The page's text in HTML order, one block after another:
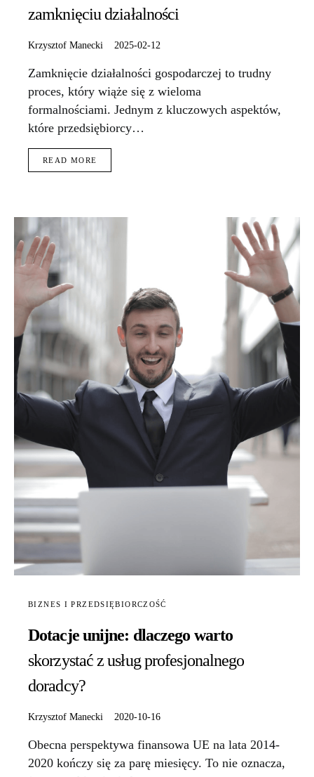
zamknięciu działalności
Krzysztof Manecki 2025-02-12
Zamknięcie działalności gospodarczej to trudny
proces, który wiąże się z wieloma
formalnościami. Jednym z kluczowych aspektów,
które przedsiębiorcy…
READ MORE
BIZNES I PRZEDSIĘBIORCZOŚĆ
Dotacje unijne: dlaczego warto
skorzystać z usług profesjonalnego
doradcy?
Krzysztof Manecki 2020-10-16
Obecna perspektywa finansowa UE na lata 2014-
2020 kończy się za parę miesięcy. To nie oznacza,